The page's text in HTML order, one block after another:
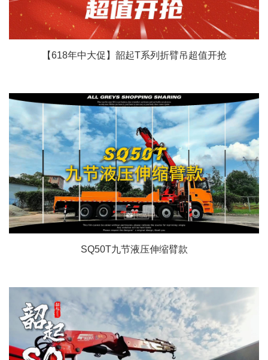
【618年中大促】韶起T系列折臂吊超值开抢
SQ50T九节液压伸缩臂款